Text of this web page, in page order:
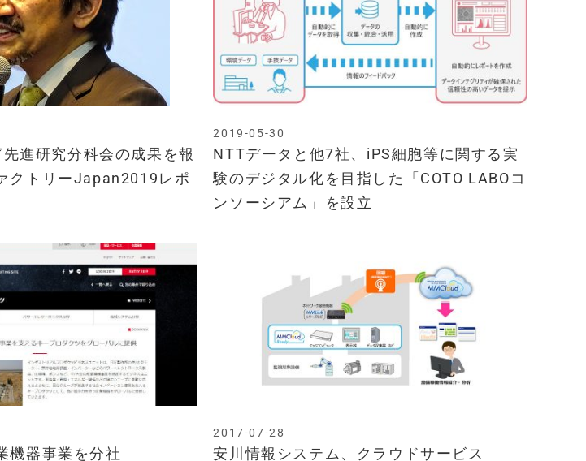
進研究分科会の成果を報
トリーJapan2019レポ
NTTデータと他7社、iPS細胞等に関する実
験のデジタル化を目指した「COTO LABOコ
ンソーシアム」を設立
2019-05-30
機器事業を分社
安川情報システム、クラウドサービス
2017-07-28